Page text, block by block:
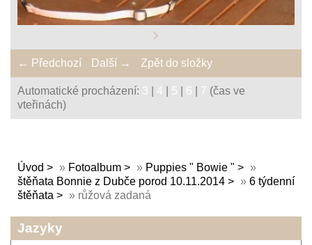
← Předchozí Další → Zpět do složky
Automatické procházení: 3 4 5 6 7 (čas ve
vteřinách)
Úvod » Fotoalbum » Puppies " Bowie "
»
štěňata Bonnie z Dubče porod 10.11.2014
» 6 týdenní
štěňata
» růžová zadaná
Jazyky